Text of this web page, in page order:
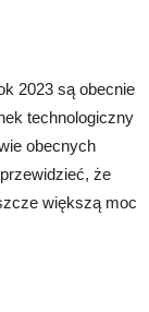
2023 są obecnie
technologiczny
obecnych
że
większą moc